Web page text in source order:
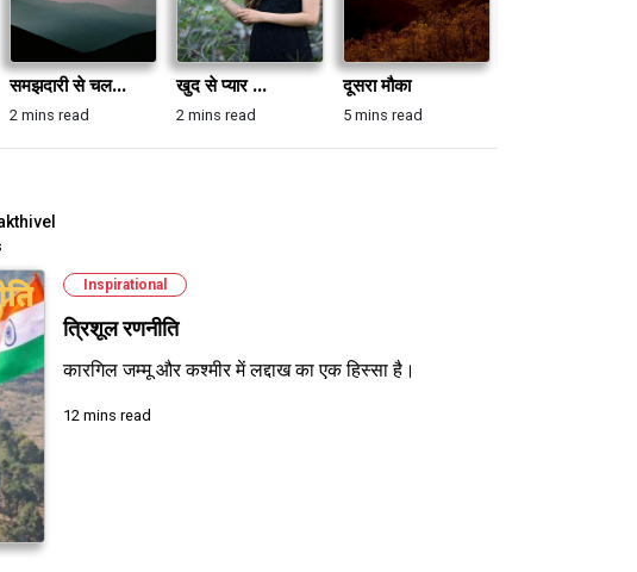
समझदारी से चल...
2 mins read
खुद से प्यार ...
2 mins read
दूसरा मौका
5 mins read
Inspirational
त्रिशूल रणनीति
कारगिल जम्मू और कश्मीर में लद्दाख का एक हिस्सा है।
12 mins read